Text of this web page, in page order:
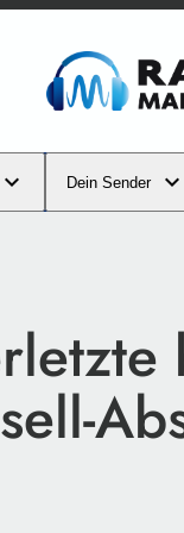
Dein Sender